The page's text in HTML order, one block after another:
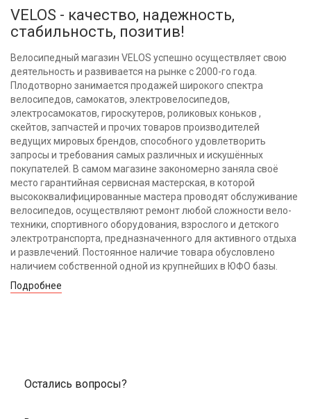
VELOS - качество, надежность,
стабильность, позитив!
Велосипедный магазин VELOS успешно осуществляет свою
деятельность и развивается на рынке с 2000-го года.
Плодотворно занимается продажей широкого спектра
велосипедов, самокатов, электровелосипедов,
электросамокатов, гироскутеров, роликовых коньков ,
скейтов, запчастей и прочих товаров производителей
ведущих мировых брендов, способного удовлетворить
запросы и требования самых различных и искушённых
покупателей. В самом магазине закономерно заняла своё
место гарантийная сервисная мастерская, в которой
высококвалифицированные мастера проводят обслуживание
велосипедов, осуществляют ремонт любой сложности вело-
техники, спортивного оборудования, взрослого и детского
электротранспорта, предназначенного для активного отдыха
и развлечений. Постоянное наличие товара обусловлено
наличием собственной одной из крупнейших в ЮФО базы.
Подробнее
Остались вопросы?